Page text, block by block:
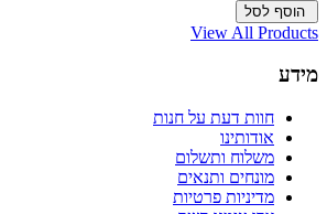
הוסף לסל
View All Products
מידע
חוות דעת על חנות
אודותינו
משלוח ותשלום
מונחים ותנאים
מדיניות פרטיות